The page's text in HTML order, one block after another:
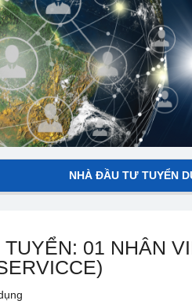
NHÀ ĐẦU TƯ TUYỂN
01 NHÂN